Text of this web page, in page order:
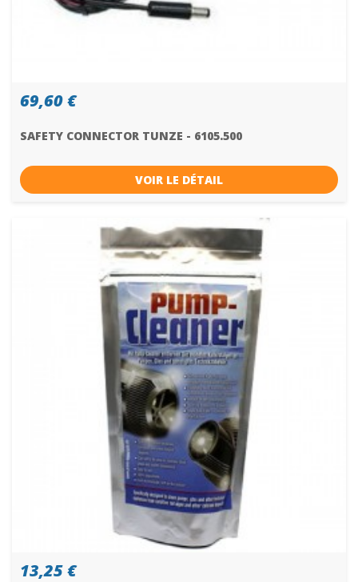
69,60 €
SAFETY CONNECTOR TUNZE - 6105.500
VOIR LE DÉTAIL
13,25 €